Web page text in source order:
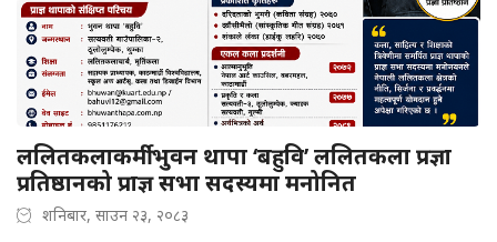
ललितकलाकर्मी भुवन थापा ‘बहुवि’ ललितकला प्रज्ञा
प्रतिष्ठानको प्राज्ञ सभा सदस्यमा मनोनित
शनिबार, साउन २३, २०८३